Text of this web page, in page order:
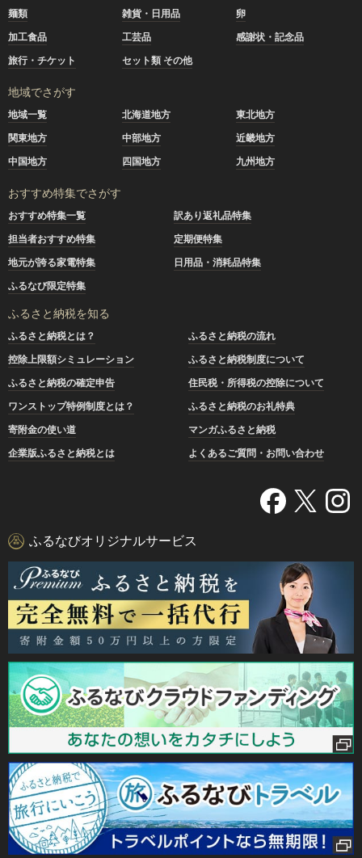
麺類
雑貨・日用品
卵
加工食品
工芸品
感謝状・記念品
旅行・チケット
セット類 その他
地域でさがす
地域一覧 北海道地方
東北地方
関東地方
中部地方
近畿地方
中国地方
四国地方 九州地方
おすすめ特集でさがす
おすすめ特集一覧
訳あり返礼品特集
担当者おすすめ特集
定期便特集
地元が誇る家電特集
日用品・消耗品特集
ふるなび限定特集
ふるさと納税を知る
ふるさと納税とは？
ふるさと納税の流れ
控除上限額シミュレーション
ふるさと納税制度について
ふるさと納税の確定申告
住民税・所得税の控除について
ワンストップ特例制度とは？
ふるさと納税のお礼特典
寄附金の使い道
マンガふるさと納税
企業版ふるさと納税とは
よくあるご質問・お問い合わせ
ふるなびオリジナルサービス